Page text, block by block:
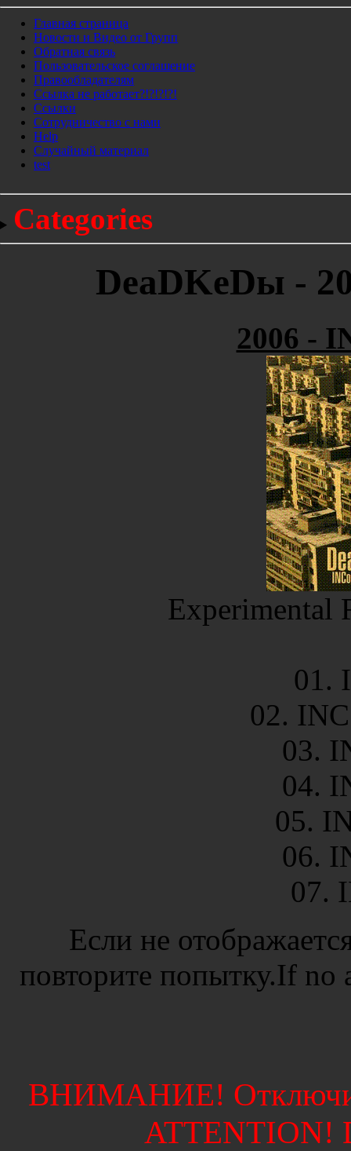
Главная страница
Новости и Видео от Групп
Обратная связь
Пользовательское соглашение
Правообладателям
Ссылка не работает?!?!?!?!
Ссылки
Сотрудничество с нами
Help
Cлучайный материал
test
Categories
DeaDKeDы -
2006 -
Experimental
01.
02.
03.
04.
05.
06.
07.
Если не
повторите попытку.If
ВНИМАНИЕ!
ATTENTION!